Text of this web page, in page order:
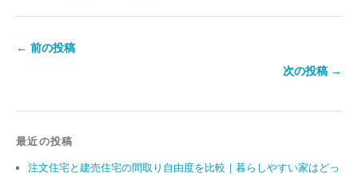
← 前の投稿
次の投稿 →
最近の投稿
注文住宅と建売住宅の間取り自由度を比較｜暮らしやすい家はどっ